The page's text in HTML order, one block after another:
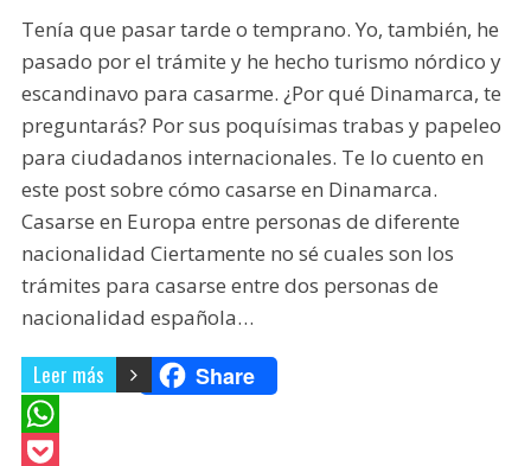
Tenía que pasar tarde o temprano. Yo, también, he
pasado por el trámite y he hecho turismo nórdico y
escandinavo para casarme. ¿Por qué Dinamarca, te
preguntarás? Por sus poquísimas trabas y papeleo
para ciudadanos internacionales. Te lo cuento en
este post sobre cómo casarse en Dinamarca.
Casarse en Europa entre personas de diferente
nacionalidad Ciertamente no sé cuales son los
trámites para casarse entre dos personas de
nacionalidad española…
Leer más Share
W